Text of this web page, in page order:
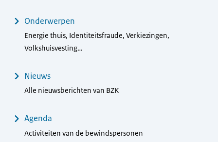
Onderwerpen
Energie thuis, Identiteitsfraude, Verkiezingen,
Volkshuisvesting…
Nieuws
Alle nieuwsberichten van BZK
Agenda
Activiteiten van de bewindspersonen